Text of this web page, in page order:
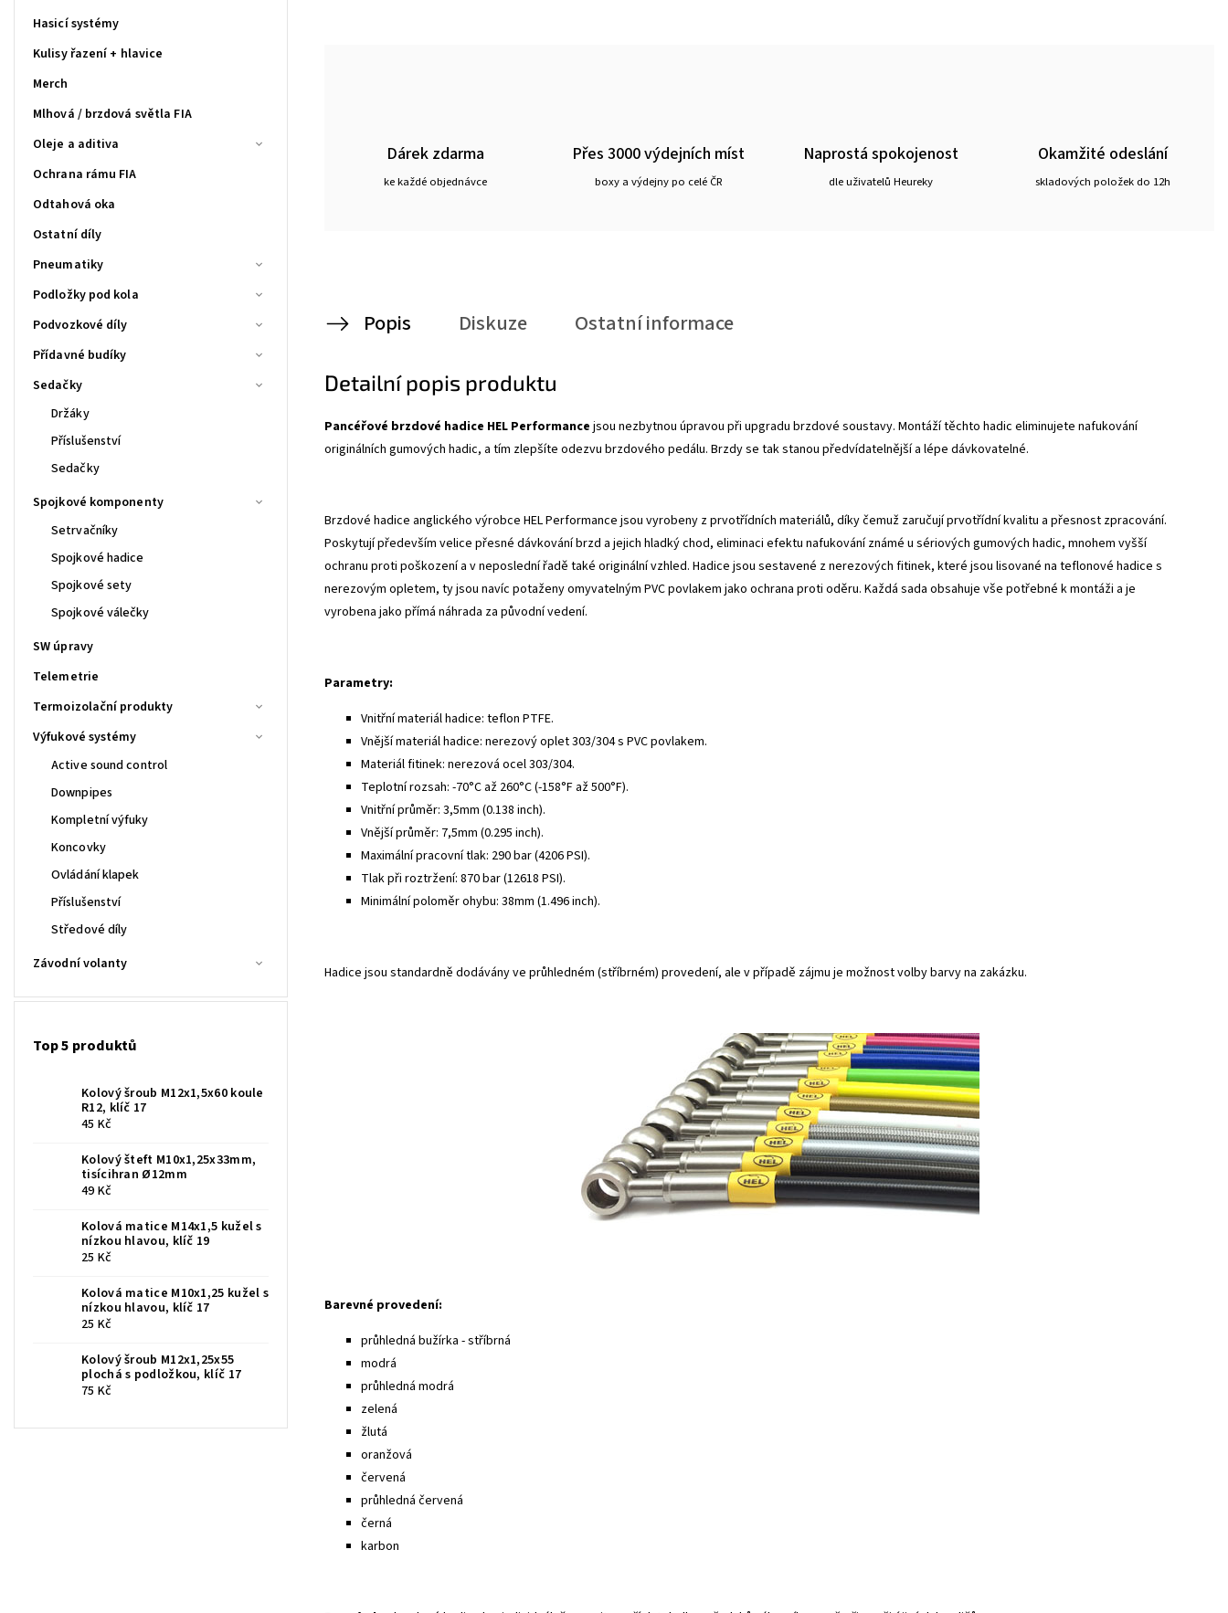
Hasicí systémy
Kulisy řazení + hlavice
Merch
Mlhová / brzdová světla FIA
Oleje a aditiva
Ochrana rámu FIA
Odtahová oka
Ostatní díly
Pneumatiky
Podložky pod kola
Podvozkové díly
Přídavné budíky
Sedačky
Držáky
Příslušenství
Sedačky
Spojkové komponenty
Setrvačníky
Spojkové hadice
Spojkové sety
Spojkové válečky
SW úpravy
Telemetrie
Termoizolační produkty
Výfukové systémy
Active sound control
Downpipes
Kompletní výfuky
Koncovky
Ovládání klapek
Příslušenství
Středové díly
Závodní volanty
Top 5 produktů
Kolový šroub M12x1,5x60 koule
R12, klíč 17
45 Kč
Kolový šteft M10x1,25x33mm,
tisícihran Ø12mm
49 Kč
Kolová matice M14x1,5 kužel s
nízkou hlavou, klíč 19
25 Kč
Kolová matice M10x1,25 kužel s
nízkou hlavou, klíč 17
25 Kč
Kolový šroub M12x1,25x55
plochá s podložkou, klíč 17
75 Kč
Dárek zdarma
ke každé objednávce
Přes 3000 výdejních míst
boxy a výdejny po celé ČR
Naprostá spokojenost
dle uživatelů Heureky
Okamžité odeslání
skladových položek do 12h
Popis Diskuze Ostatní informace
Detailní popis produktu
Pancéřové brzdové hadice HEL Performance jsou nezbytnou úpravou při upgradu brzdové soustavy. Montáží těchto hadic eliminujete nafukování
originálních gumových hadic, a tím zlepšíte odezvu brzdového pedálu. Brzdy se tak stanou předvídatelnější a lépe dávkovatelné.
Brzdové hadice anglického výrobce HEL Performance jsou vyrobeny z prvotřídních materiálů, díky čemuž zaručují prvotřídní kvalitu a přesnost zpracování.
Poskytují především velice přesné dávkování brzd a jejich hladký chod, eliminaci efektu nafukování známé u sériových gumových hadic, mnohem vyšší
ochranu proti poškození a v neposlední řadě také originální vzhled. Hadice jsou sestavené z nerezových fitinek, které jsou lisované na teflonové hadice s
nerezovým opletem, ty jsou navíc potaženy omyvatelným PVC povlakem jako ochrana proti oděru. Každá sada obsahuje vše potřebné k montáži a je
vyrobena jako přímá náhrada za původní vedení.
Parametry:
Vnitřní materiál hadice: teflon PTFE.
Vnější materiál hadice: nerezový oplet 303/304 s PVC povlakem.
Materiál fitinek: nerezová ocel 303/304.
Teplotní rozsah: -70°C až 260°C (-158°F až 500°F).
Vnitřní průměr: 3,5mm (0.138 inch).
Vnější průměr: 7,5mm (0.295 inch).
Maximální pracovní tlak: 290 bar (4206 PSI).
Tlak při roztržení: 870 bar (12618 PSI).
Minimální poloměr ohybu: 38mm (1.496 inch).
Hadice jsou standardně dodávány ve průhledném (stříbrném) provedení, ale v případě zájmu je možnost volby barvy na zakázku.
Barevné provedení:
průhledná bužírka - stříbrná
modrá
průhledná modrá
zelená
žlutá
oranžová
červená
průhledná červená
černá
karbon